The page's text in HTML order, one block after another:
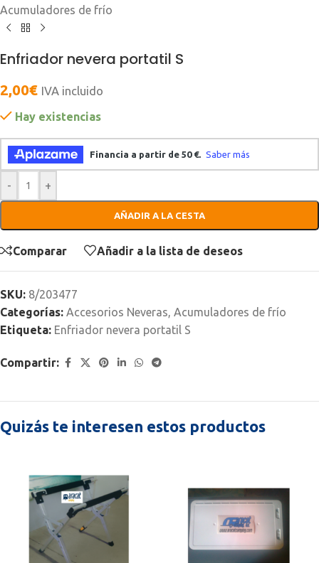
Acumuladores de frío
Enfriador nevera portatil S
2,00€ IVA incluido
Hay existencias
- +
AÑADIR A LA CESTA
Comparar Añadir a la lista de deseos
SKU: 8/203477
Categorías: Accesorios Neveras, Acumuladores de frío
Etiqueta: Enfriador nevera portatil S
Compartir:
Quizás te interesen estos productos